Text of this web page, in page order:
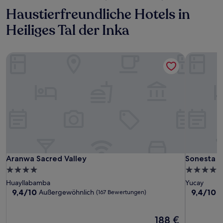
Haustierfreundliche Hotels in
Heiliges Tal der Inka
Aranwa Sacred Valley
Aranwa Sacred Valley
4.0-
Sterne-
Unterkunft
Huayllabamba
9.4
9,4/10 Außergewöhnlich (167 Bewertungen)
Der
188 €
Sonesta
Sonesta
4.0-
Sterne-
Yucay
9.4
9,4/10